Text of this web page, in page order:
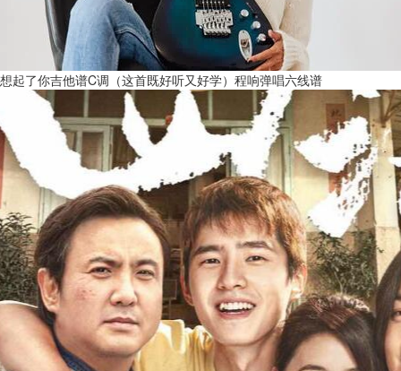
想起了你吉他谱C调（这首既好听又好学）程响弹唱六线谱